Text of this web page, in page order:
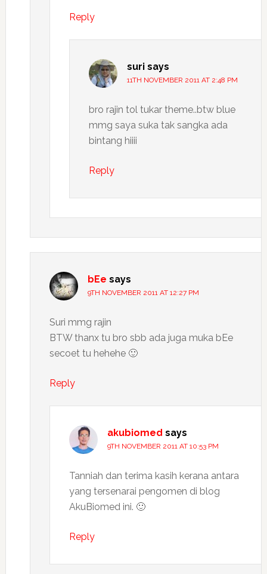
Reply
suri says
11TH NOVEMBER 2011 AT 2:48 PM
bro rajin tol tukar theme..btw blue
mmg saya suka tak sangka ada
bintang hiiii
Reply
bEe says
9TH NOVEMBER 2011 AT 12:27 PM
Suri mmg rajin
BTW thanx tu bro sbb ada juga muka bEe
secoet tu hehehe 🙂
Reply
akubiomed says
9TH NOVEMBER 2011 AT 10:53 PM
Tanniah dan terima kasih kerana antara
yang tersenarai pengomen di blog
AkuBiomed ini. 🙂
Reply